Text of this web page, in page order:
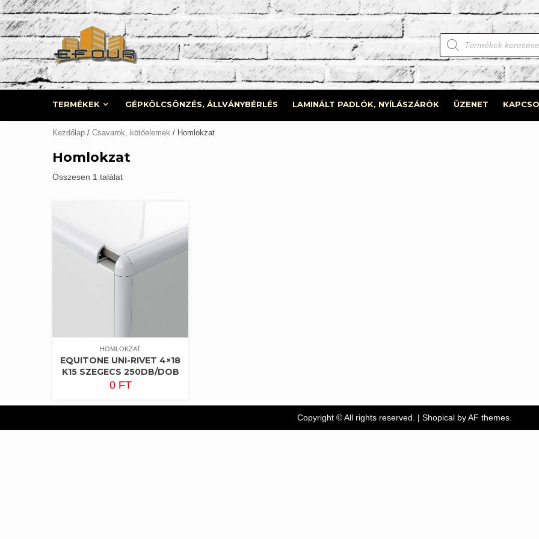
Skip
to
content
Products
search
TERMÉKEK GÉPKÖLCSÖNZÉS, ÁLLVÁNYBÉRLÉS LAMINÁLT PADLÓK, NYÍLÁSZÁRÓK ÜZENET
Kezdőlap / Csavarok, kötőelemek / Homlokzat
Homlokzat
Összesen 1 találat
HOMLOKZAT
EQUITONE UNI-RIVET 4×18
K15 SZEGECS 250DB/DOB
0 FT
Copyright © All rights reserved. | Shopicalby AF themes.